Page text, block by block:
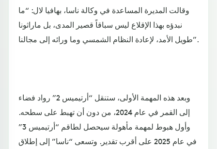
وقالت المديرة المساعدة في وكالة ناسا، بهافيا لال: “ما
نبدؤه بهذا الإقلاع ليس سباقاً قصير المدى، بل ماراثونا
طويل الأمد، لإعادة النظام الشمسي وما ورائه إلى مجالنا”.
وبعد هذه المهمة الأولى، ستنقل “أرتيميس 2” رواد فضاء
إلى القمر في عام 2024، من دون أن تهبط على سطحه.
وأول هبوط لمهمة مأهولة سيحصل لطاقم “أرتيميس 3”
في عام 2025 على أقرب تقدير. وتسعى “ناسا” إلى إطلاق